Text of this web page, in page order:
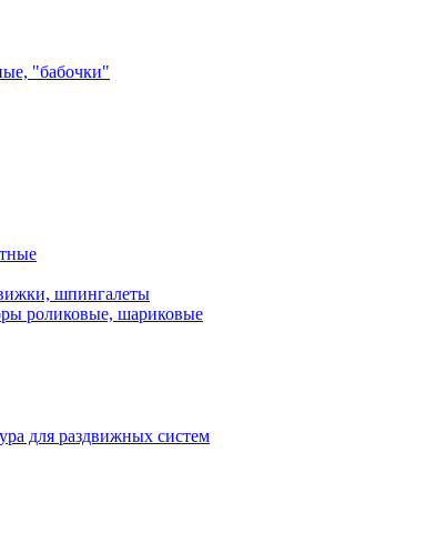
"бабочки"
шпингалеты
роликовые, шариковые
для раздвижных систем